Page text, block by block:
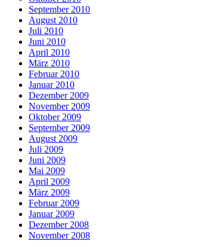
September 2010
August 2010
Juli 2010
Juni 2010
April 2010
März 2010
Februar 2010
Januar 2010
Dezember 2009
November 2009
Oktober 2009
September 2009
August 2009
Juli 2009
Juni 2009
Mai 2009
April 2009
März 2009
Februar 2009
Januar 2009
Dezember 2008
November 2008